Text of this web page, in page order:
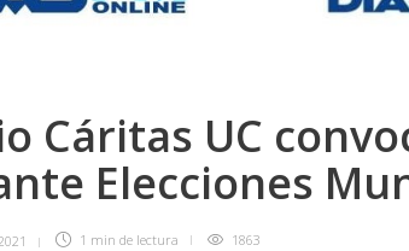
Cáritas UC
Elecciones
1 min de lectura 1863